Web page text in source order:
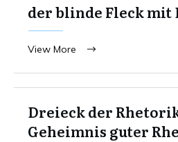
der blinde Fleck
View More
Dreieck der
Geheimnis guter